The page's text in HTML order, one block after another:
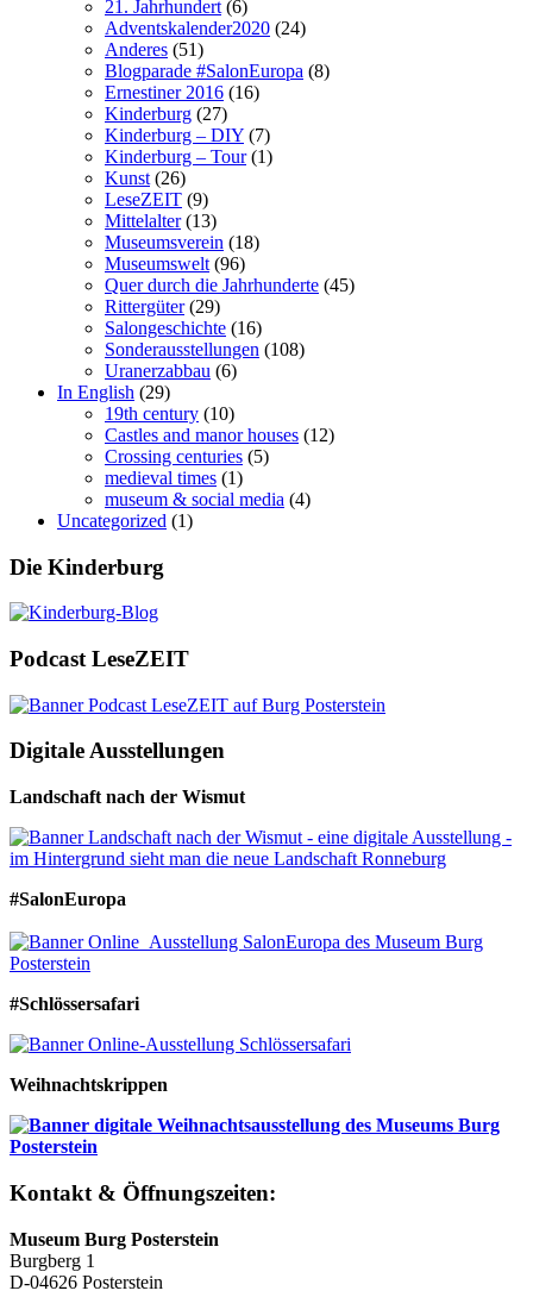
21. Jahrhundert (6)
Adventskalender2020 (24)
Anderes (51)
Blogparade #SalonEuropa (8)
Ernestiner 2016 (16)
Kinderburg (27)
Kinderburg – DIY (7)
Kinderburg – Tour(1)
Kunst (26)
LeseZEIT (9)
Mittelalter(13)
Museumsverein (18)
Museumswelt (96)
Quer durch die Jahrhunderte (45)
Rittergüter(29)
Salongeschichte (16)
Sonderausstellungen (108)
Uranerzabbau (6)
In English (29)
19th century (10)
Castles and manor houses (12)
Crossing centuries (5)
medieval times (1)
museum & social media (4)
Uncategorized (1)
Die Kinderburg
Podcast LeseZEIT
Digitale Ausstellungen
Landschaft nach der Wismut
#SalonEuropa
#Schlössersafari
Weihnachtskrippen
Kontakt & Öffnungszeiten:
Museum Burg Posterstein
Burgberg 1
D-04626 Posterstein